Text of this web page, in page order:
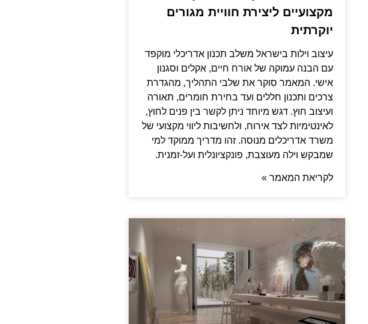
מקצועיים ליצירת חוויית מגורים
יוקרתית
עיצוב וילות בישראל משלב תכנון אדריכלי מוקפד
עם הבנה עמוקה של אורח חיים, אקלים וסגנון
אישי. המאמר סוקר את שלבי התהליך, מהגדרת
צרכים ותכנון חללים ועד בחירת חומרים, תאורה
ועיצוב חוץ. דגש מיוחד ניתן לקשר בין פנים לחוץ,
לאינטימיות לצד אירוח, ולחשיבות ליווי מקצועי של
משרד אדריכלים מנוסה. זהו מדריך ממוקד למי
שמבקש וילה מעוצבת, פונקציונלית ועל-זמנית.
לקריאת המאמר »